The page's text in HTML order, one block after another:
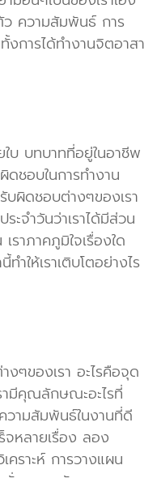
ความสัมพันธ์ การ
การได้ทำงานจิตอาสา
ใบ บทบาทที่อยู่ในอาชีพ
ชอบในการทำงาน
บผิดชอบต่างๆของเรา
จำวันว่าเราได้มีส่วน
ราภาคภูมิใจเรื่องใด
ำให้เราเติบโตอย่างไร
ๆของเรา อะไรคือจุด
ามีคุณลักษณะอะไรที่
วามสัมพันธ์ในงานที่ดี
จหลายเรื่อง ลอง
คราะห์ การวางแผน